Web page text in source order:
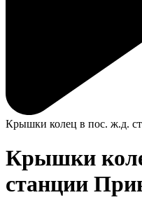
Крышки колец в пос. ж.д.
Крышки
станции